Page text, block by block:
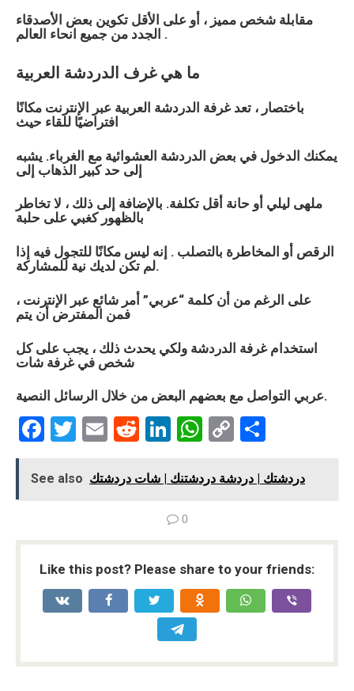
مقابلة شخص مميز ، أو على الأقل تكوين بعض الأصدقاء
الجدد من جميع انحاء العالم .
ما هي غرف الدردشة العربية
باختصار ، تعد غرفة الدردشة العربية عبر الإنترنت مكانًا
افتراضيًا للقاء حيث
يمكنك الدخول في بعض الدردشة العشوائية مع الغرباء. يشبه
إلى حد كبير الذهاب إلى
ملهى ليلي أو حانة أقل تكلفة. بالإضافة إلى ذلك ، لا تخاطر
بالظهور كغبي على حلبة
الرقص أو المخاطرة بالتصلب . إنه ليس مكانًا للتجول فيه إذا
لم تكن لديك نية للمشاركة.
على الرغم من أن كلمة “عربي” أمر شائع عبر الإنترنت ،
فمن المفترض أن يتم
استخدام غرفة الدردشة ولكي يحدث ذلك ، يجب على كل
شخص في غرفة شات
عربيالتواصل مع بعضهم البعض من خلال الرسائل النصية.
F
ce
b
k
T
tt
er
E
ail
R
d
di
Li
ke
dI
n
W
at
s
p
C
py
Li
ar
e
See also دردشتك | دردشة دردشتنك | شات دردشتك
0
Like this post? Please share to your friends: